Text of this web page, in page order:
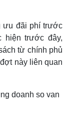
ưu đãi phí trước
hiện trước đây,
từ chính phủ
này liên quan